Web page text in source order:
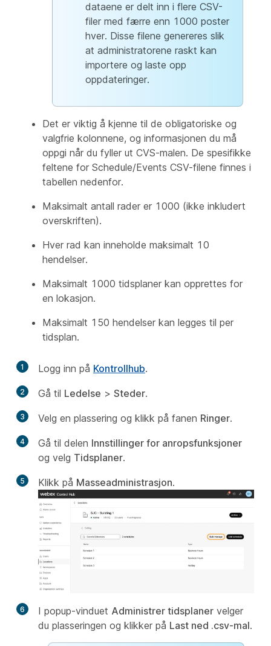
dataene er delt inn i flere CSV-
filer med færre enn 1000 poster
hver. Disse filene genereres slik
at administratorene raskt kan
importere og laste opp
oppdateringer.
Det er viktig å kjenne til de obligatoriske og
valgfrie kolonnene, og informasjonen du må
oppgi når du fyller ut CVS-malen. De spesifikke
feltene for Schedule/Events CSV-filene finnes i
tabellen nedenfor.
Maksimalt antall rader er 1000 (ikke inkludert
overskriften).
Hver rad kan inneholde maksimalt 10
hendelser.
Maksimalt 1000 tidsplaner kan opprettes for
en lokasjon.
Maksimalt 150 hendelser kan legges til per
tidsplan.
1 Logg inn på Kontrollhub.
2 Gå til Ledelse > Steder.
3 Velg en plassering og klikk på fanen Ringer.
4 Gå til delen Innstillinger for anropsfunksjoner
og velg Tidsplaner.
5 Klikk på Masseadministrasjon.
6 I popup-vinduet Administrer tidsplaner velger
du plasseringen og klikker på Last ned .csv-mal.